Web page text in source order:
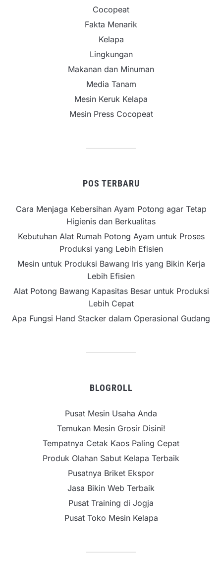
Cocopeat
Fakta Menarik
Kelapa
Lingkungan
Makanan dan Minuman
Media Tanam
Mesin Keruk Kelapa
Mesin Press Cocopeat
POS TERBARU
Cara Menjaga Kebersihan Ayam Potong agar Tetap
Higienis dan Berkualitas
Kebutuhan Alat Rumah Potong Ayam untuk Proses
Produksi yang Lebih Efisien
Mesin untuk Produksi Bawang Iris yang Bikin Kerja
Lebih Efisien
Alat Potong Bawang Kapasitas Besar untuk Produksi
Lebih Cepat
Apa Fungsi Hand Stacker dalam Operasional Gudang
BLOGROLL
Pusat Mesin Usaha Anda
Temukan Mesin Grosir Disini!
Tempatnya Cetak Kaos Paling Cepat
Produk Olahan Sabut Kelapa Terbaik
Pusatnya Briket Ekspor
Jasa Bikin Web Terbaik
Pusat Training di Jogja
Pusat Toko Mesin Kelapa